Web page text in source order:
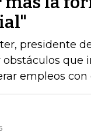
presidente
obstáculos que
empleos con